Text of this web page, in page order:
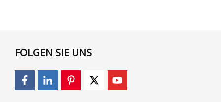
FOLGEN SIE UNS